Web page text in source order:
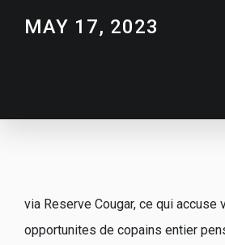
MAY 17, 2023
via Reserve Cougar, ce qui accuse
opportunites de copains entier